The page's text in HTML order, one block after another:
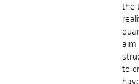
the
to